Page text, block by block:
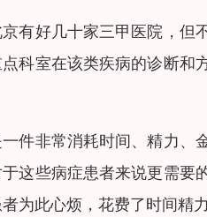
有好几十家三甲医院，但
科室在该类疾病的诊断和
件非常消耗时间、精力、
这些病症患者来说更需要
为此心烦，花费了时间精